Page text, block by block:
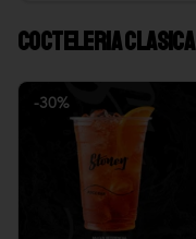
Cocteleria Clasica
-30%